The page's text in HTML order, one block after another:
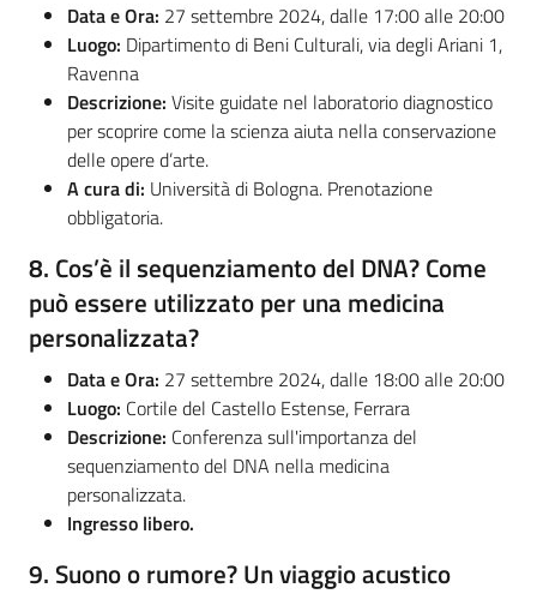
Data e Ora: 27 settembre 2024, dalle 17:00 alle 20:00
Luogo: Dipartimento di Beni Culturali, via degli Ariani 1,
Ravenna
Descrizione: Visite guidate nel laboratorio diagnostico
per scoprire come la scienza aiuta nella conservazione
delle opere d’arte.
A cura di: Università di Bologna. Prenotazione
obbligatoria.
8. Cos’è il sequenziamento del DNA? Come
può essere utilizzato per una medicina
personalizzata?
Data e Ora: 27 settembre 2024, dalle 18:00 alle 20:00
Luogo: Cortile del Castello Estense, Ferrara
Descrizione: Conferenza sull'importanza del
sequenziamento del DNA nella medicina
personalizzata.
Ingresso libero.
9.Suono o rumore? Un viaggio acustico